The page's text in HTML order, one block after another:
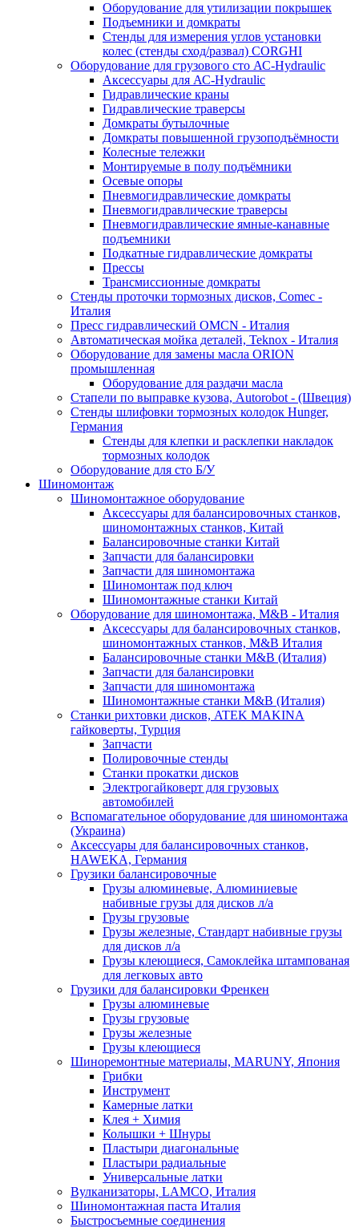
Оборудование для утилизации покрышек
Подъемники и домкраты
Стенды для измерения углов установки
колес (стенды сход/развал) CORGHI
Оборудование для грузового сто АС-Hydraulic
Аксессуары для АС-Hydraulic
Гидравлические краны
Гидравлические траверсы
Домкраты бутылочные
Домкраты повышенной грузоподъёмности
Колесные тележки
Монтируемые в полу подъёмники
Осевые опоры
Пневмогидравлические домкраты
Пневмогидравлические траверсы
Пневмогидравлические ямные-канавные
подъемники
Подкатные гидравлические домкраты
Прессы
Трансмиссионные домкраты
Стенды проточки тормозных дисков, Comec -
Италия
Пресс гидравлический OMCN - Италия
Автоматическая мойка деталей, Teknox - Италия
Оборудование для замены масла ORION
промышленная
Оборудование для раздачи масла
Стапели по выправке кузова, Autorobot - (Швеция)
Стенды шлифовки тормозных колодок Hunger,
Германия
Стенды для клепки и расклепки накладок
тормозных колодок
Оборудование для сто Б/У
Шиномонтаж
Шиномонтажное оборудование
Аксессуары для балансировочных станков,
шиномонтажных станков, Китай
Балансировочные станки Китай
Запчасти для балансировки
Запчасти для шиномонтажа
Шиномонтаж под ключ
Шиномонтажные станки Китай
Оборудование для шиномонтажа, M&B - Италия
Аксессуары для балансировочных станков,
шиномонтажных станков, M&B Италия
Балансировочные станки M&B (Италия)
Запчасти для балансировки
Запчасти для шиномонтажа
Шиномонтажные станки M&B (Италия)
Станки рихтовки дисков, ATEK MAKINA
гайковерты, Турция
Запчасти
Полировочные стенды
Станки прокатки дисков
Электрогайковерт для грузовых
автомобилей
Вспомагательное оборудование для шиномонтажа
(Украина)
Аксессуары для балансировочных станков,
HAWEKA, Германия
Грузики балансировочные
Грузы алюминевые, Алюминиевые
набивные грузы для дисков л/а
Грузы грузовые
Грузы железные, Cтандарт набивные грузы
для дисков л/а
Грузы клеющиеся, Самоклейка штампованая
для легковых авто
Грузики для балансировки Френкен
Грузы алюминевые
Грузы грузовые
Грузы железные
Грузы клеющиеся
Шиноремонтные материалы, MARUNY, Япония
Грибки
Инструмент
Камерные латки
Клея + Химия
Колышки + Шнуры
Пластыри диагональные
Пластыри радиальные
Универсальные латки
Вулканизаторы, LAMCO, Италия
Шиномонтажная паста Италия
Быстросъемные соединения